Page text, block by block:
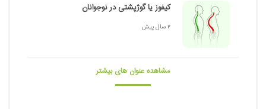
کیفوز یا گوژپشتی در نوجوانان
2 سال پیش
مشاهده عنوان های بیشتر